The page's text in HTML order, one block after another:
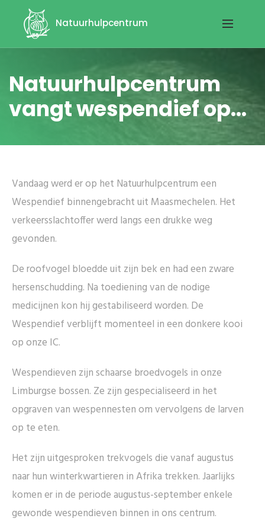
Natuurhulpcentrum
Natuurhulpcentrum
vangt wespendief op...
Vandaag werd er op het Natuurhulpcentrum een
Wespendief binnengebracht uit Maasmechelen. Het
verkeersslachtoffer werd langs een drukke weg
gevonden.
De roofvogel bloedde uit zijn bek en had een zware
hersenschudding. Na toediening van de nodige
medicijnen kon hij gestabiliseerd worden. De
Wespendief verblijft momenteel in een donkere kooi
op onze IC.
Wespendieven zijn schaarse broedvogels in onze
Limburgse bossen. Ze zijn gespecialiseerd in het
opgraven van wespennesten om vervolgens de larven
op te eten.
Het zijn uitgesproken trekvogels die vanaf augustus
naar hun winterkwartieren in Afrika trekken. Jaarlijks
komen er in de periode augustus-september enkele
gewonde wespendieven binnen in ons centrum.